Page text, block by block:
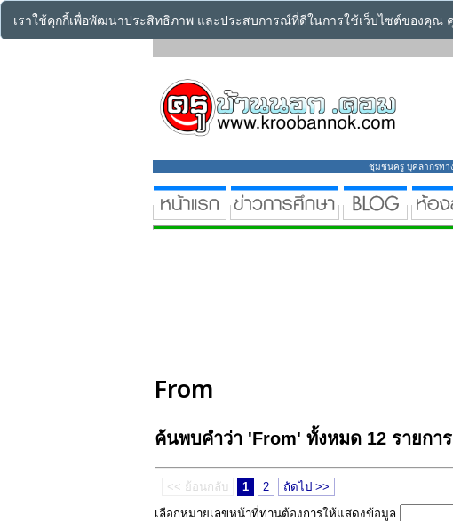
เราใช้คุกกี้เพื่อพัฒนาประสิทธิภาพ และประสบการณ์ที่ดีในการใช้เว็บไซต์ของคุณ
ชุมชนครู บุคลากรทา
From
ค้นพบคำว่า 'From' ทั้งหมด 12 รายการ
<< ย้อนกลับ 1 2
ถัดไป >>
เลือกหมายเลขหน้าที่ท่านต้องการให้แสดงข้อมูล